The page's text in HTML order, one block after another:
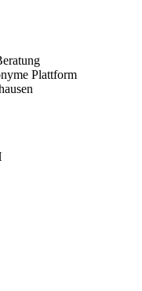
Plattform